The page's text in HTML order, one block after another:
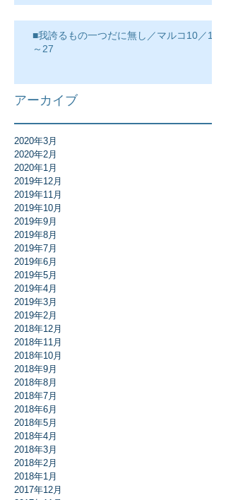
■我誇るもの一つだに無し／マルコ10／17
～27
アーカイブ
2020年3月
2020年2月
2020年1月
2019年12月
2019年11月
2019年10月
2019年9月
2019年8月
2019年7月
2019年6月
2019年5月
2019年4月
2019年3月
2019年2月
2018年12月
2018年11月
2018年10月
2018年9月
2018年8月
2018年7月
2018年6月
2018年5月
2018年4月
2018年3月
2018年2月
2018年1月
2017年12月